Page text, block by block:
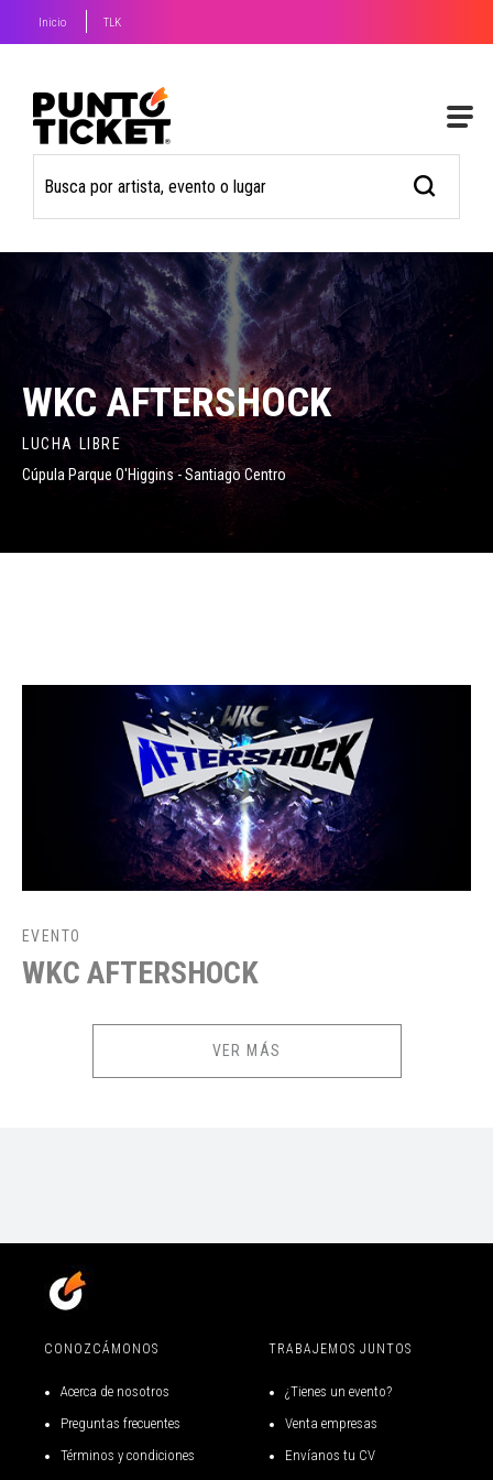
Inicio TLK
WKC AFTERSHOCK
LUCHA LIBRE
Cúpula Parque O'Higgins - Santiago Centro
EVENTO
WKC AFTERSHOCK
VER MÁS
CONOZCÁMONOS
Acerca de nosotros
Preguntas frecuentes
Términos y condiciones
TRABAJEMOS JUNTOS
¿Tienes un evento?
Venta empresas
Envíanos tu CV